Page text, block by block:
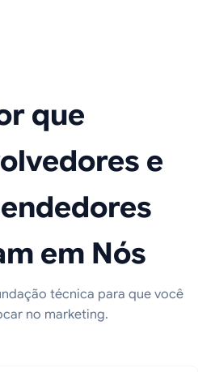
que
e
em Nós
técnica para que você
no marketing.